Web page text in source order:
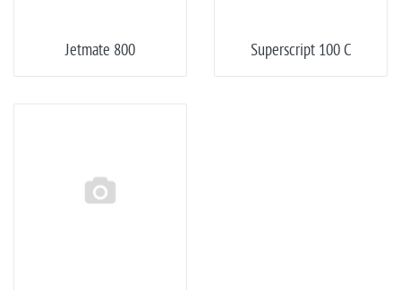
Jetmate 800 Superscript 100 C